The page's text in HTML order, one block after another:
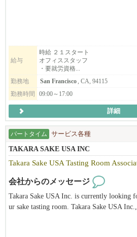
を募集していますので、
就労資格をお持ちの方、是非ご応募くだ
あわせて、新店Hinodeya Ramen
フも募集しております（要就労資格）。
弊社 彩々楽ダイニンググループは創業
飲食店を展開している会社です。元々
であった実家「ひのでや食堂」でしたが
代30代と欧州や米国などで海外勤務を
ける和食の特異性（うまみ だしの概念
さに気づいたことから、こういった素
界中どこでも誰でも楽しめる普遍的な
を広めたい！と決心し、その手段とし
く、ラーメンで挑戦しようと奮起して
給与
時給 ２１スタート
オフィススタッフ
・要就労資格...
勤務地
San Francisco, CA, 94115
勤務時間
09:00～17:00
詳細
パートタイム サービス各種
TAKARA SAKE USA INC
Takara Sake USA Tasting Room
会社からのメッセージ
Takara Sake USA Inc. is currently looking
ur sake tasting room. Takara Sake USA